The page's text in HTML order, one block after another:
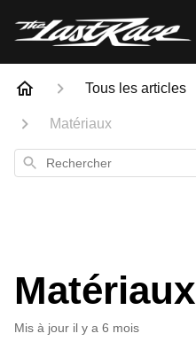
Tous les articles
Matériaux
Rechercher
Matériaux
Mis à jour il y a 6 mois